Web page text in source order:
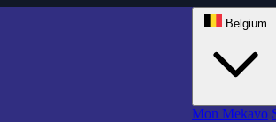
Belgium
Mon Mekavo